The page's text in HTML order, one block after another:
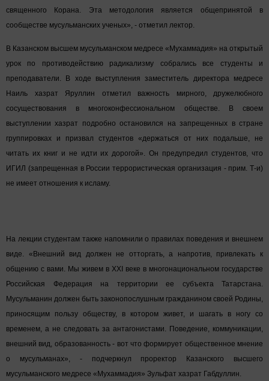
священного Корана. Эта методология является общепринятой в
сообществе мусульманских ученых», - отметил лектор.
В Казанском высшем мусульманском медресе «Мухаммадия» на открытый
урок по противодействию радикализму собрались все студенты и
преподаватели. В ходе выступления заместитель директора медресе
Наиль хазрат Яруллин отметил важность мирного, дружелюбного
сосуществования в многоконфессиональном обществе. В своем
выступлении хазрат подробно остановился на запрещенных в стране
группировках и призвал студентов «держаться от них подальше, не
читать их книг и не идти их дорогой». Он предупредил студентов, что
ИГИЛ (запрещенная в России террористическая организация - прим. Т-и)
не имеет отношения к исламу.
На лекции студентам также напомнили о правилах поведения и внешнем
виде. «Внешний вид должен не отторгать, а напротив, привлекать к
общению с вами. Мы живем в XXI веке в многонациональном государстве
Российская Федерация на территории ее субъекта Татарстана.
Мусульманин должен быть законопослушным гражданином своей Родины,
приносящим пользу обществу, в котором живет, и шагать в ногу со
временем, а не следовать за антагонистами. Поведение, коммуникации,
внешний вид, образованность - вот что формирует общественное мнение
о мусульманах», - подчеркнул проректор Казанского высшего
мусульманского медресе «Мухаммадия» Зульфат хазрат Габдуллин.